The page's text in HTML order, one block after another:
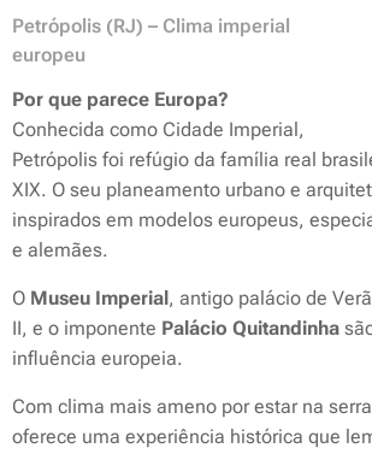
Petrópolis (RJ) – Clima imperial
europeu
Por que parece Europa?
Conhecida como Cidade Imperial,
Petrópolis foi refúgio da família real
XIX. O seu planeamento urbano e
inspirados em modelos europeus,
e alemães.
O Museu Imperial, antigo palácio de
II, e o imponente Palácio Quitandinha
influência europeia.
Com clima mais ameno por estar na
oferece uma experiência histórica que